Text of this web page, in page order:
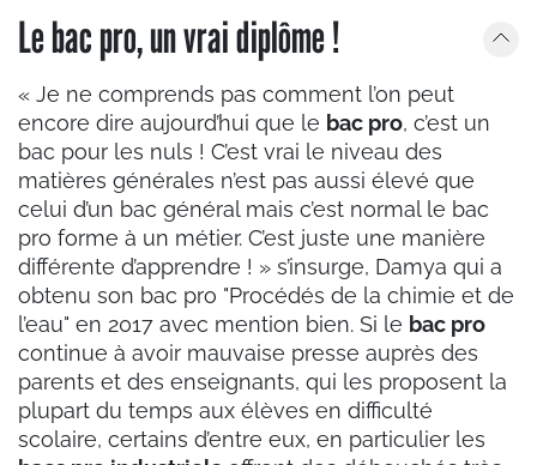
Le bac pro, un vrai diplôme !
« Je ne comprends pas comment l’on peut
encore dire aujourd’hui que le bac pro, c’est un
bac pour les nuls ! C’est vrai le niveau des
matières générales n’est pas aussi élevé que
celui d’un bac général mais c’est normal le bac
pro forme à un métier. C’est juste une manière
différente d’apprendre ! » s’insurge, Damya qui a
obtenu son bac pro "Procédés de la chimie et de
l’eau" en 2017 avec mention bien. Si le bac pro
continue à avoir mauvaise presse auprès des
parents et des enseignants, qui les proposent la
plupart du temps aux élèves en difficulté
scolaire, certains d’entre eux, en particulier les